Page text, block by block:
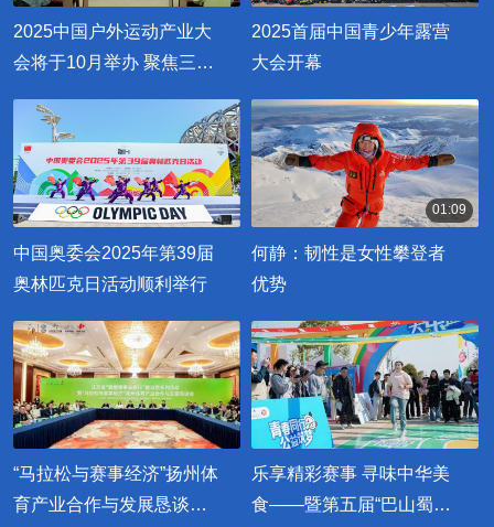
2025中国户外运动产业大
会将于10月举办 聚焦三大
2025首届中国青少年露营
大会开幕
中国奥委会2025年第39届
奥林匹克日活动顺利举行
01:09
何静：韧性是女性攀登者
优势
“马拉松与赛事经济”扬州体
育产业合作与发展恳谈会
乐享精彩赛事 寻味中华美
食——暨第五届“巴山蜀水·